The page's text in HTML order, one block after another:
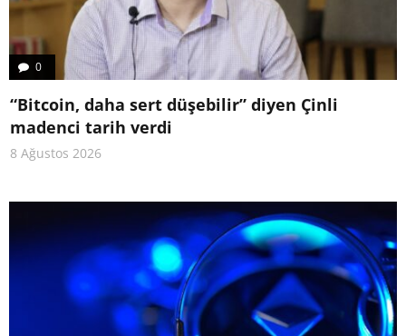
0
“Bitcoin, daha sert düşebilir” diyen Çinli
madenci tarih verdi
8 Ağustos 2026